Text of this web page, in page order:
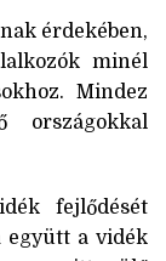
érdekében,
minél
Mindez
országokkal
fejlődését
együtt a vidék